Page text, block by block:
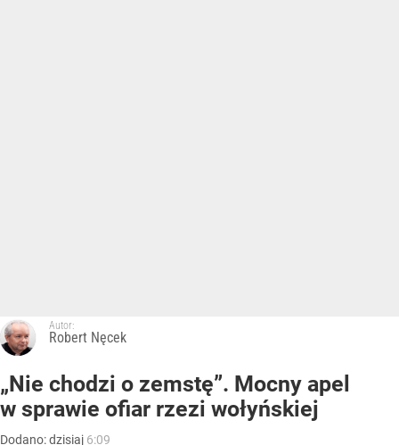
Autor:
Robert Nęcek
„Nie chodzi o zemstę”. Mocny apel
w sprawie ofiar rzezi wołyńskiej
Dodano:dzisiaj 6:09